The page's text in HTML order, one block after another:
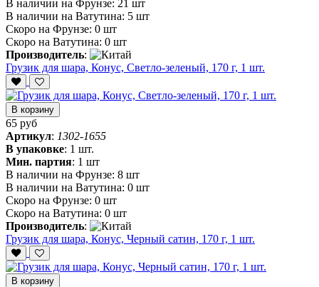
В наличии на Фрунзе: 21 шт
В наличии на Ватутина: 5 шт
Скоро на Фрунзе: 0 шт
Скоро на Ватутина: 0 шт
Производитель:
Грузик для шара, Конус, Светло-зеленый, 170 г, 1 шт.
В корзину
65 руб
Артикул: 1302-1655
В упаковке: 1 шт.
Мин. партия: 1 шт
В наличии на Фрунзе: 8 шт
В наличии на Ватутина: 0 шт
Скоро на Фрунзе: 0 шт
Скоро на Ватутина: 0 шт
Производитель:
Грузик для шара, Конус, Черный сатин, 170 г, 1 шт.
В корзину